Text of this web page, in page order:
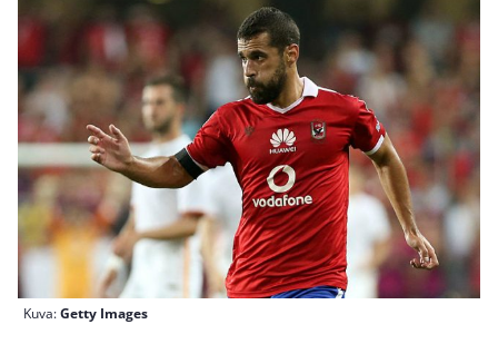
Kuva:Getty Images